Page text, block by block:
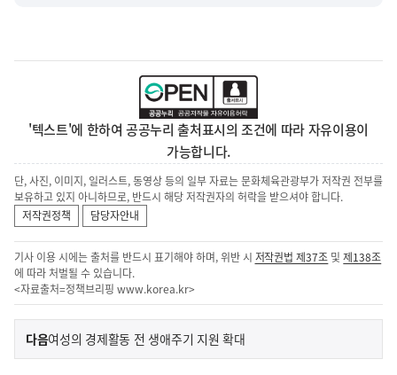
'텍스트'에 한하여 공공누리 출처표시의 조건에 따라 자유이용이
가능합니다.
단, 사진, 이미지, 일러스트, 동영상 등의 일부 자료는 문화체육관광부가 저작권 전부를
보유하고 있지 아니하므로, 반드시 해당 저작권자의 허락을 받으셔야 합니다.
저작권정책
담당자안내
기사 이용 시에는 출처를 반드시 표기해야 하며, 위반 시 저작권법 제37조 및제138조
에 따라 처벌될 수 있습니다.
<자료출처=정책브리핑 www.korea.kr>
이
전
다음기
사
여성의 경제활동 전 생애주기 지원 확대